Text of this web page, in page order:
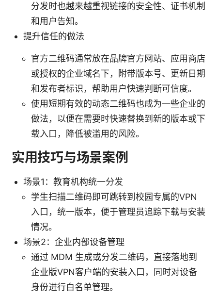
分发时也越来越重视链接的安全性、证书机制
和用户告知。
提升信任的做法
官方二维码通常放在品牌官方网站、应用商店
或授权的企业域名下，附带版本号、更新日期
和发布者标识，帮助用户快速判断可信度。
使用短期有效的动态二维码也成为一些企业的
做法，以便在需要时快速替换到新的版本或下
载入口，降低被滥用的风险。
实用技巧与场景案例
场景1：教育机构统一分发
学生扫描二维码即可跳转到校园专属的VPN
入口，统一版本，便于管理员追踪下载与安装
情况。
场景2：企业内部设备管理
通过 MDM 生成或分发二维码，直接落地到
企业版VPN客户端的安装入口，同时对设备
身份进行白名单管理。